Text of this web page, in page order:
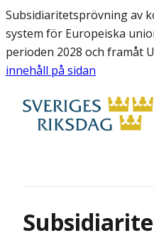
Subsidiaritetsprövning av
system för Europeiska
perioden 2028 och framåt
innehåll på sidan